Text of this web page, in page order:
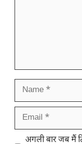
Name
Email
Website
अगली बार जब मैं